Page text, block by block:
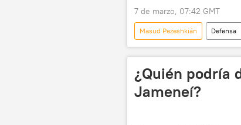
7 de marzo, 07:42 GMT
Masud Pezeshkián Defensa
🌍 Oriente Medio
🛡️
¿Quién podría
Jameneí?